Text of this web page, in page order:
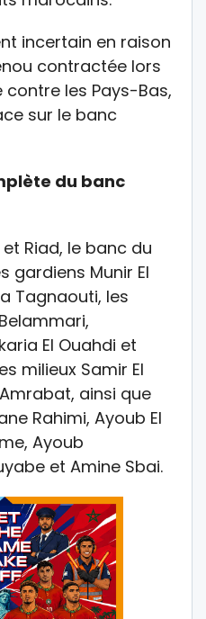
incertain en raison
contractée lors
les Pays-Bas,
sur le banc
du banc
Riad, le banc du
gardiens Munir El
Tagnaouti, les
El Ouahdi et
milieux Samir El
ainsi que
Rahimi, Ayoub El
Ayoub
et Amine Sbai.